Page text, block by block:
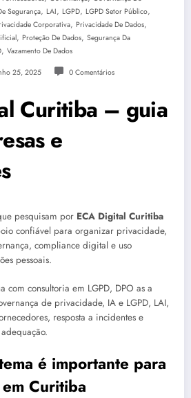
Segurança, LAI, LGPD, LGPD Setor Público,
Corporativa, Privacidade De Dados,
, Proteção De Dados, Segurança Da
, Vazamento De Dados
25, 2025 0 Comentários
Curitiba – guia
e
pesquisam por ECA Digital Curitiba
confiável para organizar privacidade,
compliance digital e uso
pessoais.
com consultoria em LGPD, DPO as a
de privacidade, IA e LGPD, LAI,
resposta a incidentes e
é importante para
Curitiba